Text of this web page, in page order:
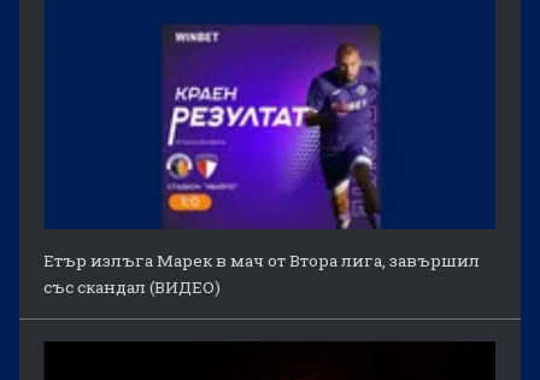
Етър излъга Марек в мач от Втора лига, завършил
със скандал (ВИДЕО)